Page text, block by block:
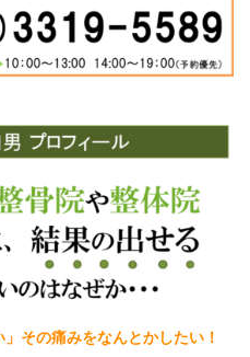
その痛みをなんとかしたい！